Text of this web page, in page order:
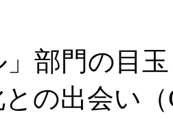
」部門の目
の出会い（